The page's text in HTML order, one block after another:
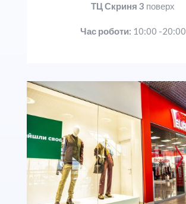
ТЦ Скриня 3 поверх
Час роботи: 10:00 -20:00